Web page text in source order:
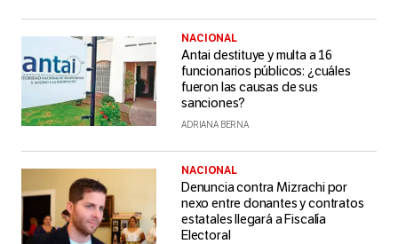
NACIONAL
Antai destituye y multa a 16
funcionarios públicos: ¿cuáles
fueron las causas de sus
sanciones?
ADRIANA BERNA
NACIONAL
Denuncia contra Mizrachi por
nexo entre donantes y contratos
estatales llegará a Fiscalía
Electoral